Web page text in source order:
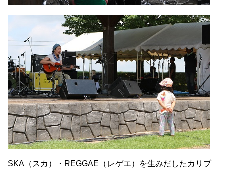
SKA（スカ）・REGGAE（レゲエ）を生みだしたカリブ